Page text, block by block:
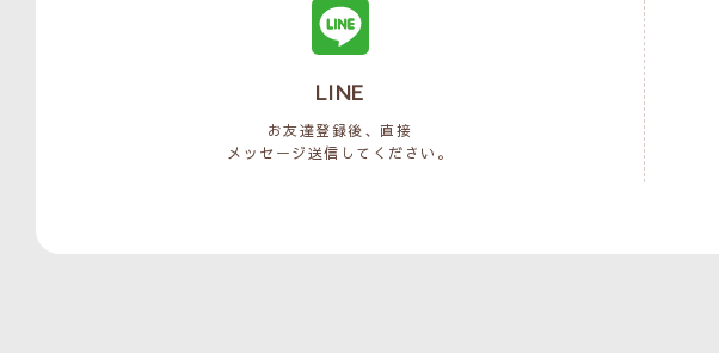
LINE
お友達登録後、直接
メッセージ送信してください。